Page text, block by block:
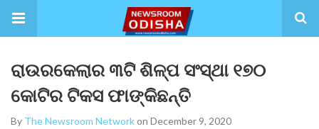
ରାଉରକେଲାର ୩ଟି ଶିଳ୍ପ ସଂସ୍ଥା ୧୭୦
କୋଟିର ଟିକସ ଫାଙ୍କିଛନ୍ତି
By The Newsroom Networkon December 9, 2020